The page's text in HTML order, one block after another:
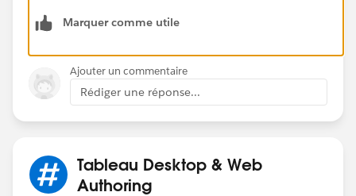
Marquer comme utile
Ajouter un commentaire
Rédiger une réponse...
Tableau Desktop & Web
Authoring